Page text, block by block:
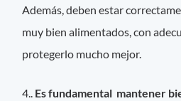
Además, deben estar
muy bien alimentados, con
protegerlo mucho mejor.
4.. Es fundamental mantener